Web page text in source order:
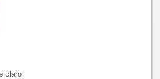
claro